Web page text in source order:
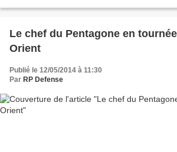
Le chef du Pentagone en
Orient
Publié le 12/05/2014 à 11:30
Par RP Defense